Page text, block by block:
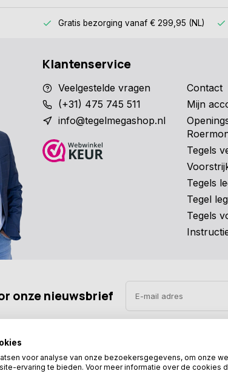
Gratis bezorging vanaf € 299,95 (NL)
Klantenservice
Veelgestelde vragen
(+31) 475 745 511
info@tegelmegashop.nl
Contact
Mijn
Tegels
Tegels
Tegel
Tegels
onze nieuwsbrief
Sitemap
voor analyse van onze bezoekersgegevens, om onze
ervaring te bieden. Voor meer informatie over de cookies